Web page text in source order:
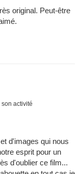
original. Peut-être
son activité
d'images qui nous
esprit pour un
d'oublier ce film...